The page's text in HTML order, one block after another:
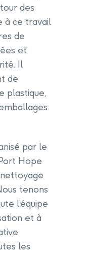
des
à ce travail
de
et
Il
de
plastique,
par le
Hope
tenons
l’équipe
et à
les